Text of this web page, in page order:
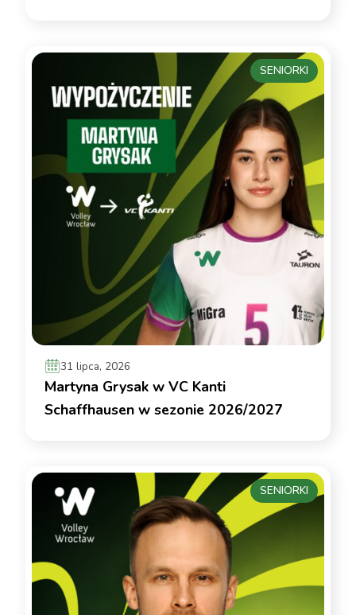
31 lipca, 2026
Martyna Grysak w VC Kanti
Schaffhausen w sezonie 2026/2027
SENIORKI
SENIORKI